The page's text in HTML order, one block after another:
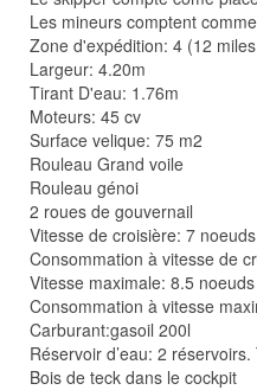
Les mineurs comptent
Zone d'expédition: 4 (12
Largeur: 4.20m
Tirant D'eau: 1.76m
Moteurs: 45 cv
Surface velique: 75 m2
Rouleau Grand voile
Rouleau génoi
2 roues de gouvernail
Vitesse de croisière: 7 noeuds
Consommation à vitesse de
Vitesse maximale: 8.5 noeuds
Consommation à vitesse
Carburant:gasoil 200l
Réservoir d’eau: 2 réservoirs.
Bois de teck dans le cockpit